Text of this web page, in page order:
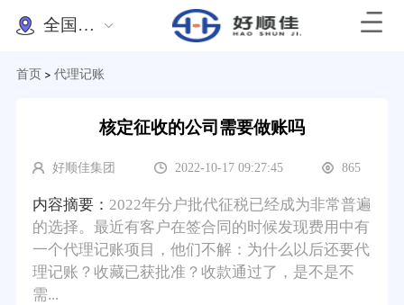
全国办理
首页 > 代理记账
核定征收的公司需要做账吗
好顺佳集团 2022-10-17 09:27:45 865
内容摘要： 2022年分户批代征税已经成为非常普遍
的选择。最近有客户在签合同的时候发现费用中有
一个代理记账项目，他们不解：为什么以后还要代
理记账？收藏已获批准？收款通过了，是不是不
需...